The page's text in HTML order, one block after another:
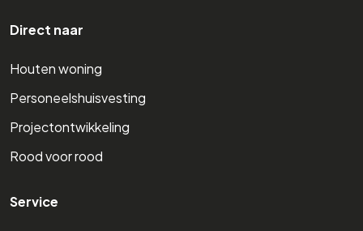
Direct naar
Houten woning
Personeelshuisvesting
Projectontwikkeling
Rood voor rood
Service